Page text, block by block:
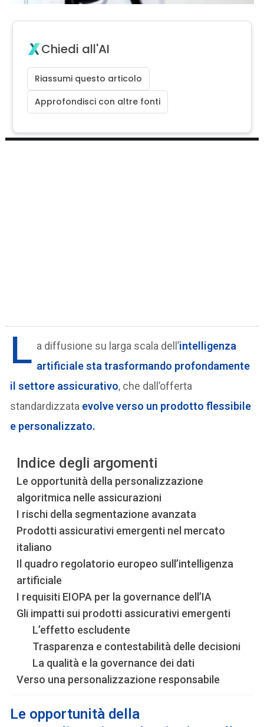
Chiedi all'AI
Riassumi questo articolo
Approfondisci con altre fonti
L a diffusione su larga scala dell’intelligenza
artificialesta trasformando profondamente
il settore assicurativo, che dall’offerta
standardizzata evolve verso un prodotto flessibile
e personalizzato.
Indice degli argomenti
Le opportunità della personalizzazione
algoritmica nelle assicurazioni
I rischi della segmentazione avanzata
Prodotti assicurativi emergenti nel mercato
italiano
Il quadro regolatorio europeo sull’intelligenza
artificiale
I requisiti EIOPA per la governance dell’IA
Gli impatti sui prodotti assicurativi emergenti
L’effetto escludente
Trasparenza e contestabilità delle decisioni
La qualità e la governance dei dati
Verso una personalizzazione responsabile
Le opportunità della